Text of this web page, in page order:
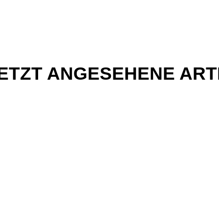
ANGESEHENE